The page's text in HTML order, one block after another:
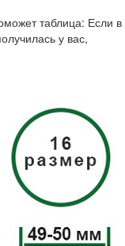
таблица: Если в
у вас,